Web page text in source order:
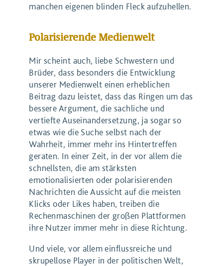
manchen eigenen blinden Fleck aufzuhellen.
Polarisierende Medienwelt
Mir scheint auch, liebe Schwestern und
Brüder, dass besonders die Entwicklung
unserer Medienwelt einen erheblichen
Beitrag dazu leistet, dass das Ringen um das
bessere Argument, die sachliche und
vertiefte Auseinandersetzung, ja sogar so
etwas wie die Suche selbst nach der
Wahrheit, immer mehr ins Hintertreffen
geraten. In einer Zeit, in der vor allem die
schnellsten, die am stärksten
emotionalisierten oder polarisierenden
Nachrichten die Aussicht auf die meisten
Klicks oder Likes haben, treiben die
Rechenmaschinen der großen Plattformen
ihre Nutzer immer mehr in diese Richtung.
Und viele, vor allem einflussreiche und
skrupellose Player in der politischen Welt,